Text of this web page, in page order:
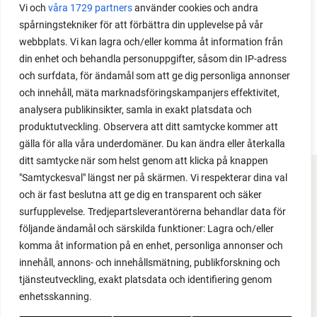
Vi och våra 1729 partnersanvänder cookies och andra
spårningstekniker för att förbättra din upplevelse på vår
webbplats. Vi kan lagra och/eller komma åt information från
din enhet och behandla personuppgifter, såsom din IP-adress
och surfdata, för ändamål som att ge dig personliga annonser
och innehåll, mäta marknadsföringskampanjers effektivitet,
analysera publikinsikter, samla in exakt platsdata och
produktutveckling. Observera att ditt samtycke kommer att
gälla för alla våra underdomäner. Du kan ändra eller återkalla
ditt samtycke när som helst genom att klicka på knappen
"Samtyckesval" längst ner på skärmen. Vi respekterar dina val
och är fast beslutna att ge dig en transparent och säker
surfupplevelse. Tredjepartsleverantörerna behandlar data för
följande ändamål och särskilda funktioner: Lagra och/eller
komma åt information på en enhet, personliga annonser och
innehåll, annons- och innehållsmätning, publikforskning och
tjänsteutveckling, exakt platsdata och identifiering genom
enhetsskanning.
FACEBOOK
YOUTUBE
INSTAGRAM